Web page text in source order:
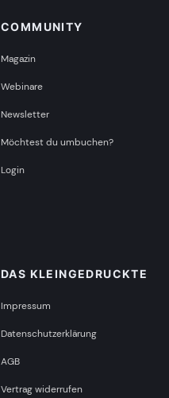
COMMUNITY
Magazin
Webinare
Newsletter
Möchtest du umbuchen?
Login
DAS KLEINGEDRUCKTE
Impressum
Datenschutzerklärung
AGB
Vertrag widerrufen